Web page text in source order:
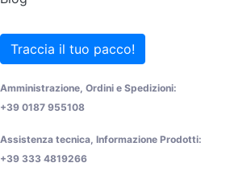
Traccia il tuo pacco!
Amministrazione, Ordini e Spedizioni:
+39 0187 955108
Assistenza tecnica, Informazione Prodotti:
+39 333 4819266